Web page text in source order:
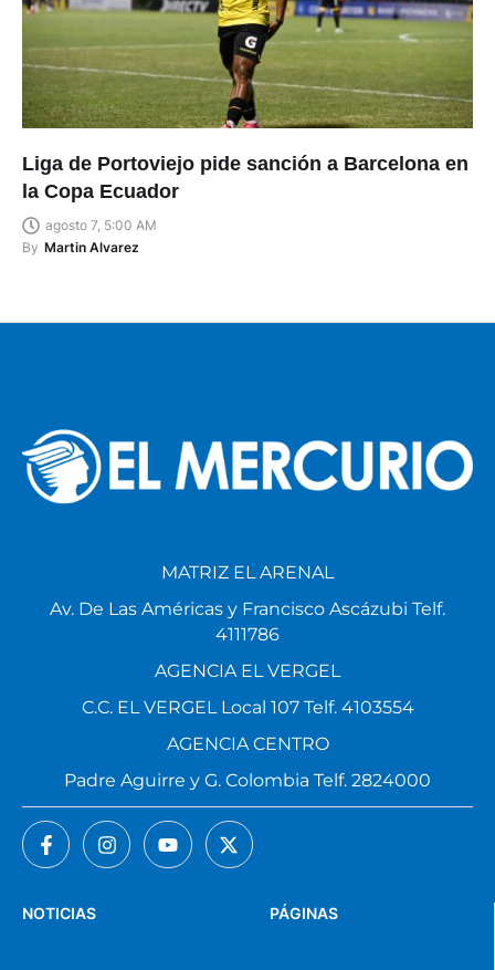
Liga de Portoviejo pide sanción a Barcelona en
la Copa Ecuador
agosto 7, 5:00 AM
By Martin Alvarez
PÁGINAS
NOTICIAS
MATRIZ EL ARENAL
Av. De Las Américas y Francisco Ascázubi Telf.
4111786
AGENCIA EL VERGEL
C.C. EL VERGEL Local 107 Telf. 4103554
AGENCIA CENTRO
Padre Aguirre y G. Colombia Telf. 2824000